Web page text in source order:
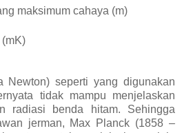
maksimum cahaya (m)
Newton) seperti yang digunakan
tidak mampu menjelaskan
radiasi benda hitam. Sehingga
jerman, Max Planck (1858 –